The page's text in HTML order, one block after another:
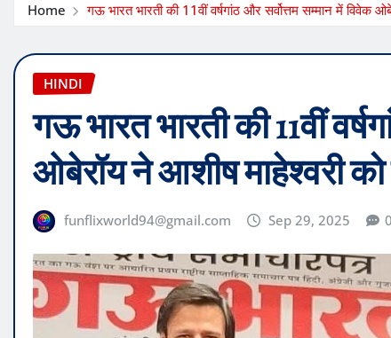
Home गऊ भारत भारती की 11वीं वर्षगांठ और सर्वोत्तम सम्मान में विवेक
HINDI
गऊ भारत भारती की 11वीं
ओबेरॉय ने आशीष माहेश्वरी को
funflixworld94@gmail.com Sep 29, 2025 0